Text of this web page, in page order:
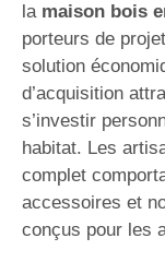
la maison bois
porteurs de
solution
d’acquisition
s’investir
habitat. Les
complet
accessoires et
conçus pour les